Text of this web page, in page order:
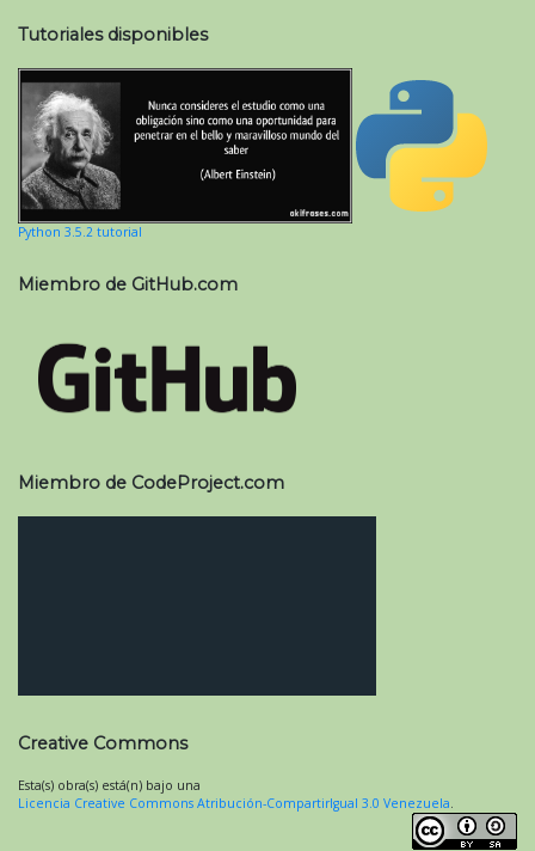
Tutoriales disponibles
Python 3.5.2 tutorial
Miembro de GitHub.com
Miembro de CodeProject.com
Creative Commons
Esta(s) obra(s) está(n) bajo una
Licencia Creative Commons Atribución-CompartirIgual 3.0 Venezuela